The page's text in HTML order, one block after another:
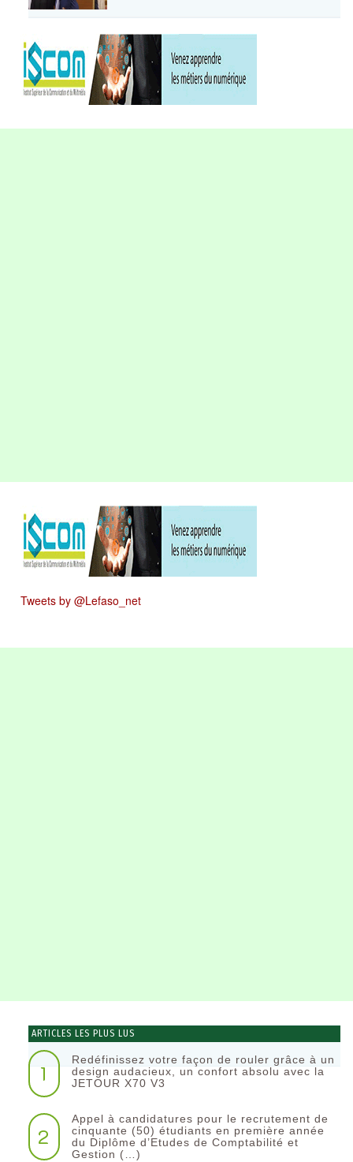
Tweets by @Lefaso_net
ARTICLES LES PLUS LUS
1
Redéfinissez votre façon de rouler grâce à un
design audacieux, un confort absolu avec la
JETOUR X70 V3
2
Appel à candidatures pour le recrutement de
cinquante (50) étudiants en première année
du Diplôme d’Etudes de Comptabilité et
Gestion (…)